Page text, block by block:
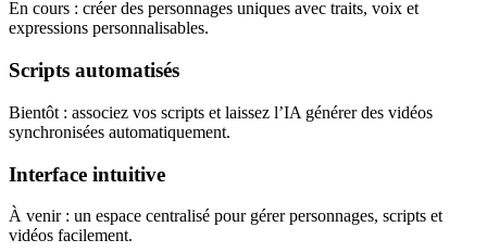
En cours : créer des personnages uniques avec traits, voix et
expressions personnalisables.
Scripts automatisés
Bientôt : associez vos scripts et laissez l’IA générer des vidéos
synchronisées automatiquement.
Interface intuitive
À venir : un espace centralisé pour gérer personnages, scripts et
vidéos facilement.